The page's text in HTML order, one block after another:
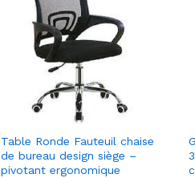
Table Ronde Fauteuil chaise
de bureau design siège –
pivotant ergonomique